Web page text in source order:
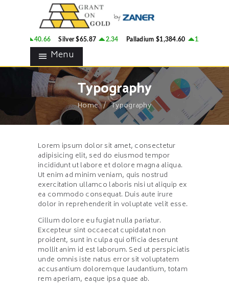
40.66 Silver $65.87 2.34 Palladium $1,384.60 12.85
Menu
Typography
Home Typography
GRANT ON GOLD
Precious Metals Market Commentary
HOME
BLOG
CONTACTS
Lorem ipsum dolor sit amet, consectetur
adipisicing elit, sed do eiusmod tempor
incididunt ut labore et dolore magna aliqua.
Ut enim ad minim veniam, quis nostrud
exercitation ullamco laboris nisi ut aliquip ex
ea commodo consequat. Duis aute irure
dolor in reprehenderit in voluptate velit esse.
Cillum dolore eu fugiat nulla pariatur.
Excepteur sint occaecat cupidatat non
proident, sunt in culpa qui officia deserunt
mollit anim id est laborum. Sed ut perspiciatis
unde omnis iste natus error sit voluptatem
accusantium doloremque laudantium, totam
rem aperiam, eaque ipsa quae ab.